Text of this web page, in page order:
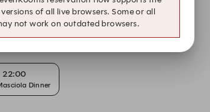
22:00
Dinner
of all live browsers. Some or all
not work on outdated browsers.